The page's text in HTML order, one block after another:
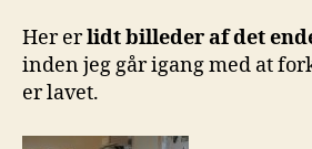
Her erlidt billeder af det
inden jeg går igang med at
er lavet.